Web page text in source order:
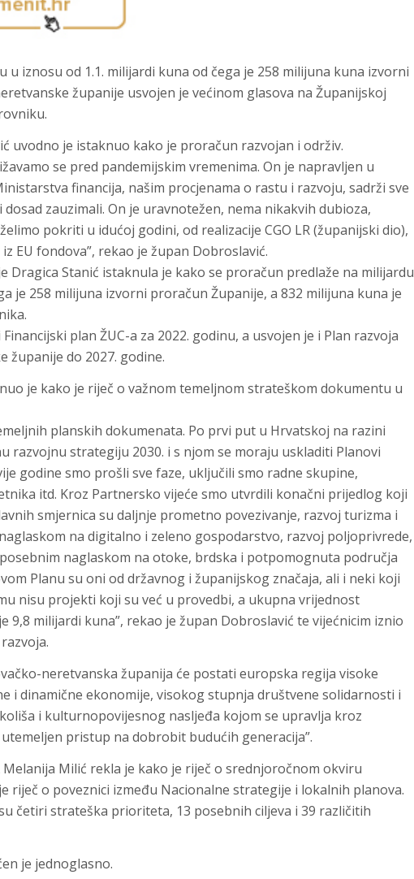
u iznosu od 1.1. milijardi kuna od čega je 258 milijuna kuna izvorni
županije usvojen je većinom glasova na Županijskoj
uvodno je istaknuo kako je proračun razvojan i održiv.
se pred pandemijskim vremenima. On je napravljen u
financija, našim procjenama o rastu i razvoju, sadrži sve
zauzimali. On je uravnotežen, nema nikakvih dubioza,
pokriti u idućoj godini, od realizacije CGO LR (županijski dio),
EU fondova”, rekao je župan Dobroslavić.
Dragica Stanić istaknula je kako se proračun predlaže na milijardu
je 258 milijuna izvorni proračun Županije, a 832 milijuna kuna je
plan ŽUC-a za 2022. godinu, a usvojen je i Plan razvoja
županije do 2027. godine.
je kako je riječ o važnom temeljnom strateškom dokumentu u
planskih dokumenata. Po prvi put u Hrvatskoj na razini
razvojnu strategiju 2030. i s njom se moraju uskladiti Planovi
godine smo prošli sve faze, uključili smo radne skupine,
itd. Kroz Partnersko vijeće smo utvrdili konačni prijedlog koji
smjernica su daljnje prometno povezivanje, razvoj turizma i
na digitalno i zeleno gospodarstvo, razvoj poljoprivrede,
naglaskom na otoke, brdska i potpomognuta područja
Planu su oni od državnog i županijskog značaja, ali i neki koji
nisu projekti koji su već u provedbi, a ukupna vrijednost
9,8 milijardi kuna”, rekao je župan Dobroslavić te vijećnicim iznio
neretvanska županija će postati europska regija visoke
i dinamične ekonomije, visokog stupnja društvene solidarnosti i
i kulturnopovijesnog nasljeđa kojom se upravlja kroz
pristup na dobrobit budućih generacija”.
Melanija Milić rekla je kako je riječ o srednjoročnom okviru
riječ o poveznici između Nacionalne strategije i lokalnih planova.
četiri strateška prioriteta, 13 posebnih ciljeva i 39 različitih
je jednoglasno.